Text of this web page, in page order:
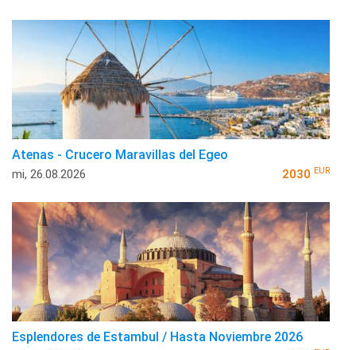
Atenas - Crucero Maravillas del Egeo
mi, 26.08.2026 2030 EUR
Esplendores de Estambul / Hasta Noviembre 2026